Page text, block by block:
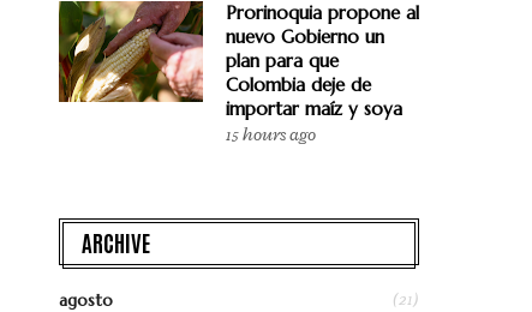
Prorinoquia propone al
nuevo Gobierno un
plan para que
Colombia deje de
importar maíz y soya
15 hours ago
ARCHIVE
agosto (21)